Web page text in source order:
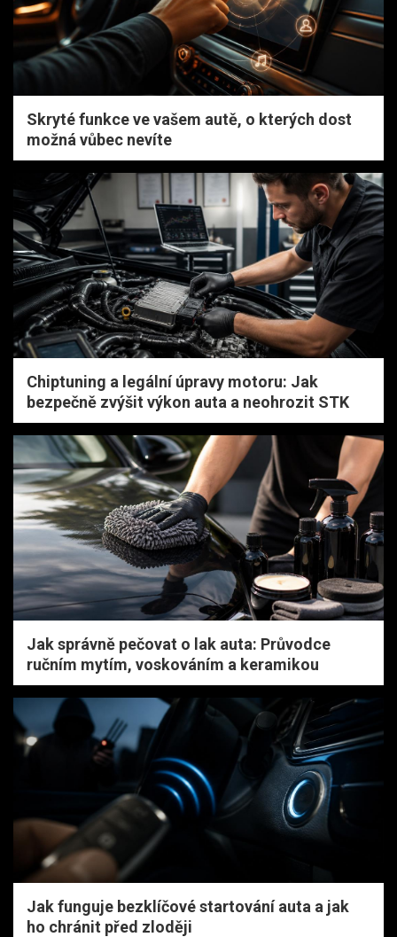
Skryté funkce ve vašem autě, o kterých dost
možná vůbec nevíte
Chiptuning a legální úpravy motoru: Jak
bezpečně zvýšit výkon auta a neohrozit STK
Jak správně pečovat o lak auta: Průvodce
ručním mytím, voskováním a keramikou
Jak funguje bezklíčové startování auta a jak
ho chránit před zloději